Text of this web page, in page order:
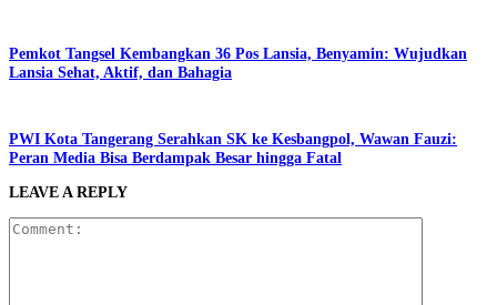
Pemkot Tangsel Kembangkan 36 Pos Lansia, Benyamin: Wujudkan
Lansia Sehat, Aktif, dan Bahagia
PWI Kota Tangerang Serahkan SK ke Kesbangpol, Wawan Fauzi:
Peran Media Bisa Berdampak Besar hingga Fatal
LEAVE A REPLY